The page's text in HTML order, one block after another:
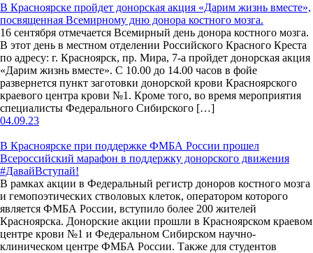
В Красноярске пройдет донорская акция «Дарим жизнь вместе»,
посвященная Всемирному дню донора костного мозга.
16 сентября отмечается Всемирный день донора костного мозга.
В этот день в местном отделении Российского Красного Креста
по адресу: г. Красноярск, пр. Мира, 7-а пройдет донорская акция
«Дарим жизнь вместе». С 10.00 до 14.00 часов в фойе
развернется пункт заготовки донорской крови Красноярского
краевого центра крови №1. Кроме того, во время мероприятия
специалисты Федерального Сибирского […]
04.09.23
В Красноярске при поддержке ФМБА России прошел
Всероссийский марафон в поддержку донорского движения
#ДавайВступай!
В рамках акции в Федеральный регистр доноров костного мозга
и гемопоэтических стволовых клеток, оператором которого
является ФМБА России, вступило более 200 жителей
Красноярска. Донорские акции прошли в Красноярском краевом
центре крови №1 и Федеральном Сибирском научно-
клиническом центре ФМБА России. Также для студентов